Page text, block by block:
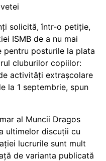
solicită, într-o petiție,
ISMB de a nu mai
pentru posturile la plata
cluburilor copiilor:
activități extrașcolare
la 1 septembrie, spun
al Muncii Dragos
ultimelor discuții cu
lucrurile sunt mult
de varianta publicată